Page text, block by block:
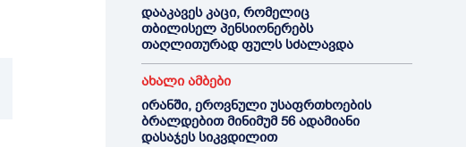
დააკავეს კაცი, რომელიც
თბილისელ პენსიონერებს
თაღლითურად ფულს სძალავდა
ახალი ამბები
ირანში, ეროვნული უსაფრთხოების
ბრალდებით მინიმუმ 56 ადამიანი
დასაჯეს სიკვდილით